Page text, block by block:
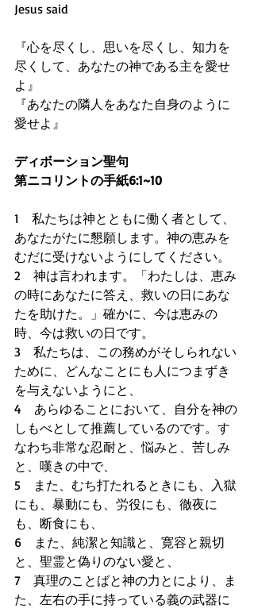
Jesus said
『心を尽くし、思いを尽くし、知力を
尽くして、あなたの神である主を愛せ
よ』
『あなたの隣人をあなた自身のように
愛せよ』
ディボーション聖句
第ニコリントの手紙6:1~10
1　私たちは神とともに働く者として、
あなたがたに懇願します。神の恵みを
むだに受けないようにしてください。
2　神は言われます。「わたしは、恵み
の時にあなたに答え、救いの日にあな
たを助けた。」確かに、今は恵みの
時、今は救いの日です。
3　私たちは、この務めがそしられない
ために、どんなことにも人につまずき
を与えないようにと、
4　あらゆることにおいて、自分を神の
しもべとして推薦しているのです。す
なわち非常な忍耐と、悩みと、苦しみ
と、嘆きの中で、
5　また、むち打たれるときにも、入獄
にも、暴動にも、労役にも、徹夜に
も、断食にも、
6　また、純潔と知識と、寛容と親切
と、聖霊と偽りのない愛と、
7　真理のことばと神の力とにより、ま
た、左右の手に持っている義の武器に